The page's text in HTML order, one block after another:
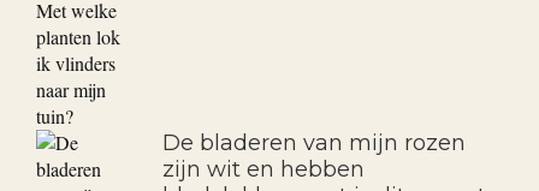
De bladeren van mijn rozen
zijn wit en hebben